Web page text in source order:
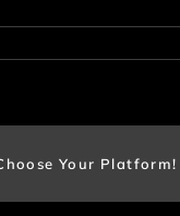
Your Platform!